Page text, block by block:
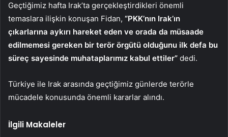
Geçtiğimiz hafta Irak’ta gerçekleştirdikleri önemli
temaslara ilişkin konuşan Fidan, “PKK’nın Irak’ın
çıkarlarına aykırı hareket eden ve orada da müsaade
edilmemesi gereken bir terör örgütü olduğunu ilk defa bu
süreç sayesinde muhataplarımız kabul ettiler” dedi.
Türkiye ile Irak arasında geçtiğimiz günlerde terörle
mücadele konusunda önemli kararlar alındı.
İlgili Makaleler